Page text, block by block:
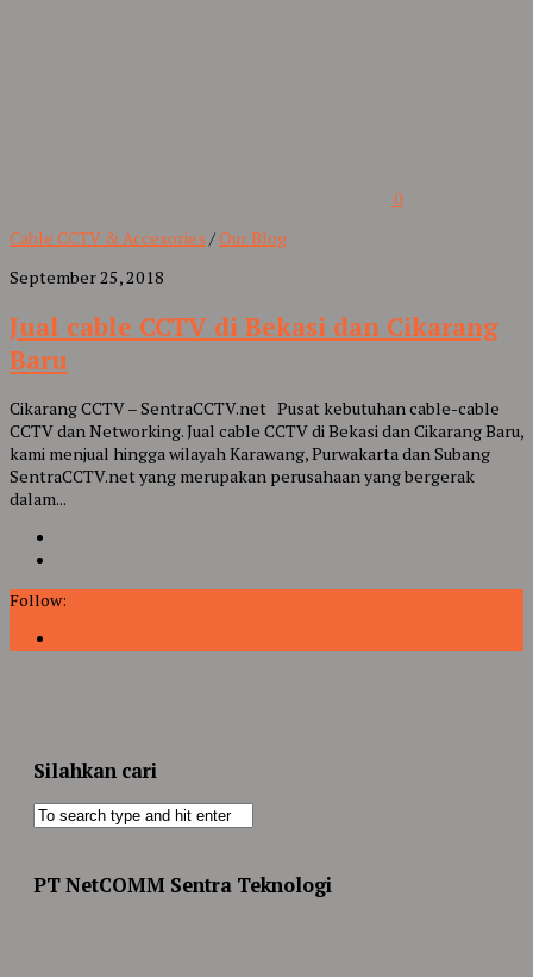
0
Cable CCTV & Accesories / Our Blog
September 25, 2018
Jual cable CCTV di Bekasi dan Cikarang
Baru
Cikarang CCTV – SentraCCTV.net Pusat kebutuhan cable-cable
CCTV dan Networking. Jual cable CCTV di Bekasi dan Cikarang Baru,
kami menjual hingga wilayah Karawang, Purwakarta dan Subang
SentraCCTV.net yang merupakan perusahaan yang bergerak
dalam...
Follow:
Silahkan cari
PT NetCOMM Sentra Teknologi